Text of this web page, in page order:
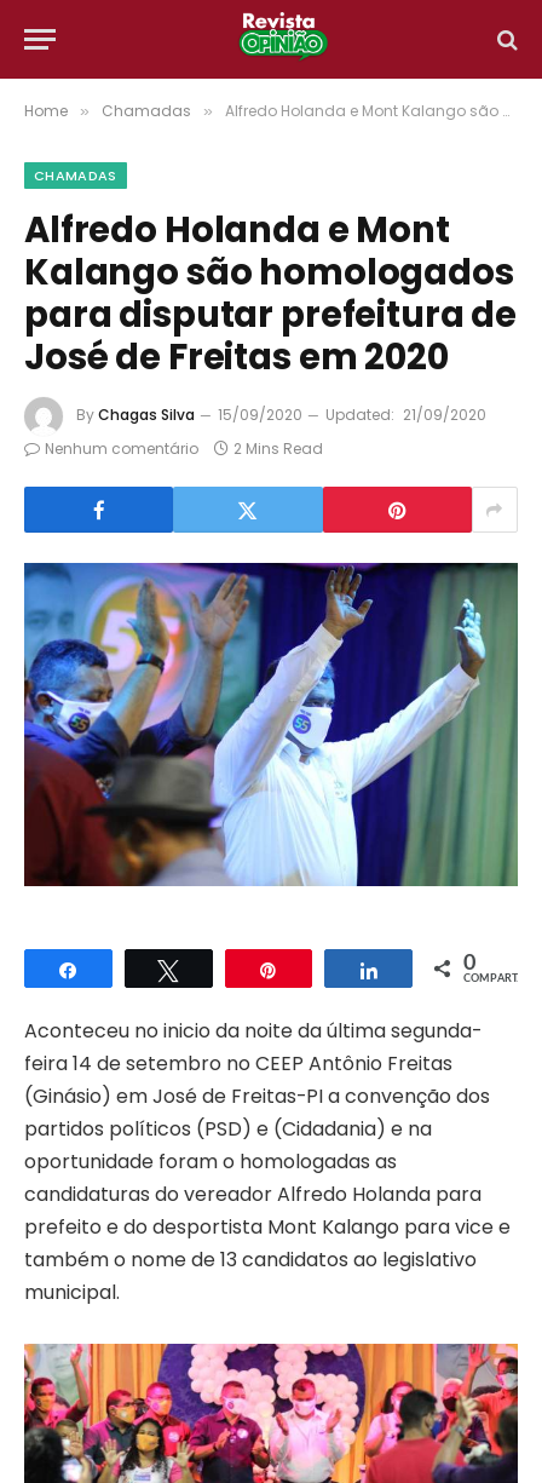
Home » Chamadas » Alfredo Holanda e Mont Kalango são homologados para disputar prefeitura de José de Freitas em 2020
CHAMADAS
Alfredo Holanda e Mont
Kalango são homologados
para disputar prefeitura de
José de Freitas em 2020
ByChagas Silva 15/09/2020 Updated: 21/09/2020
Nenhum comentário
2 Mins Read
Compartilhar Compartilhar
0
COMPART.
Aconteceu no inicio da noite da última segunda-
feira 14 de setembro no CEEP Antônio Freitas
(Ginásio) em José de Freitas-PI a convenção dos
partidos políticos (PSD) e (Cidadania) e na
oportunidade foram o homologadas as
candidaturas do vereador Alfredo Holanda para
prefeito e do desportista Mont Kalango para vice e
também o nome de 13 candidatos ao legislativo
municipal.